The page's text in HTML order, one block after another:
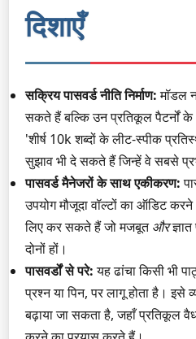
दिशाएँ
सक्रिय पासवर्ड नीति निर्माण:मॉडल
सकते हैं बल्कि उन प्रतिकूल पैटर्नों के
'शीर्ष 10k शब्दों के लीट-स्पीक
सुझाव भी दे सकते हैं जिन्हें वे सबसे
पासवर्ड मैनेजरों के साथ एकीकरण:
उपयोग मौजूदा वॉल्टों का ऑडिट
लिए कर सकते हैं जो मजबूतऔर
दोनों हों।
पासवर्डों से परे:यह ढांचा किसी भी
प्रश्न या पिन, पर लागू होता है। इसे
बढ़ाया जा सकता है, जहाँ प्रतिकूल